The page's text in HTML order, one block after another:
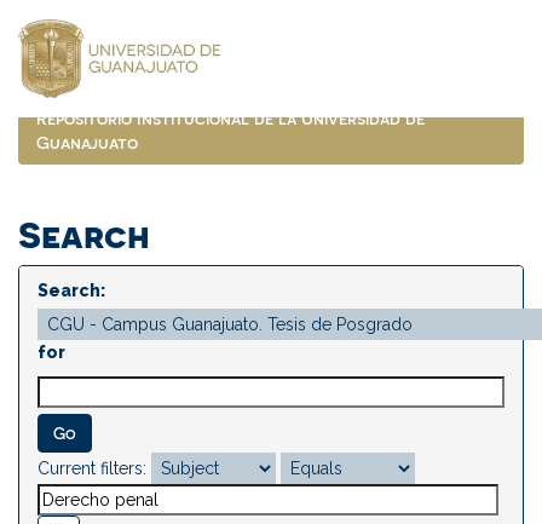
navigation
Repositorio Institucional de la Universidad de
Guanajuato
Search
Search:
for
Current filters: